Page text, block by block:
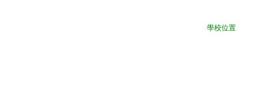
學校位置